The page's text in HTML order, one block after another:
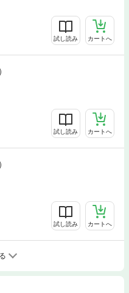
試し読み カートへ
試し読み カートへ
試し読み カートへ